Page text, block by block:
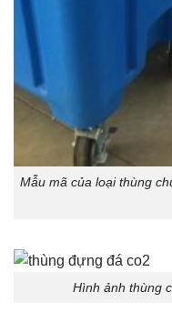
Mẫu mã của loại thùng
Hình ảnh thùng